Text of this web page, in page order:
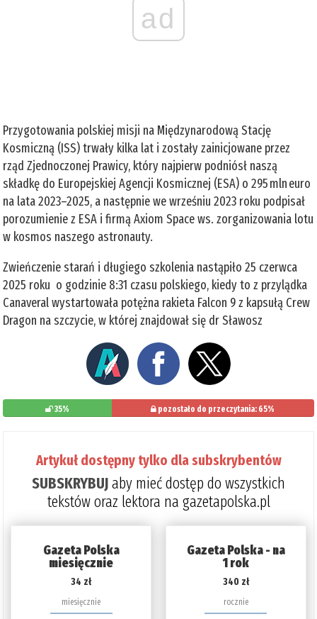
ad
Przygotowania polskiej misji na Międzynarodową Stację
Kosmiczną (ISS) trwały kilka lat i zostały zainicjowane przez
rząd Zjednoczonej Prawicy, który najpierw podniósł naszą
składkę do Europejskiej Agencji Kosmicznej (ESA) o 295 mln euro
na lata 2023–2025, a następnie we wrześniu 2023 roku podpisał
porozumienie z ESA i firmą Axiom Space ws. zorganizowania lotu
w kosmos naszego astronauty.
Zwieńczenie starań i długiego szkolenia nastąpiło 25 czerwca
2025 roku o godzinie 8:31 czasu polskiego, kiedy to z przylądka
Canaveral wystartowała potężna rakieta Falcon 9 z kapsułą Crew
Dragon na szczycie, w której znajdował się dr Sławosz
35% pozostało do przeczytania: 65%
Artykuł dostępny tylko dla subskrybentów
SUBSKRYBUJaby mieć dostęp do wszystkich
tekstów oraz lektora na gazetapolska.pl
Gazeta Polska
miesięcznie
34 zł
miesięcznie
Gazeta Polska - na
1 rok
340 zł
rocznie